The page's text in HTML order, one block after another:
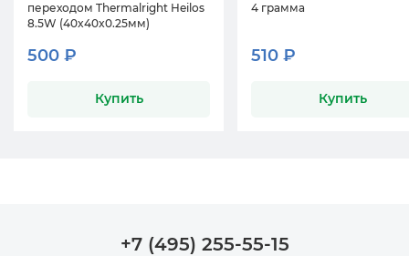
переходом Thermalright Heilos
8.5W (40x40x0.25мм)
500 ₽
Купить
4 грамма
510 ₽
Купить
+7 (495) 255-55-15